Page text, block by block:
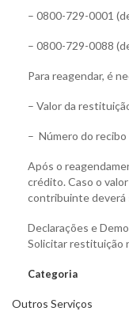
– 0800-729-0001
– 0800-729-0088
Para reagendar, é
– Valor da
– Número do recibo
Após o
crédito. Caso o
contribuinte deverá
Declarações e
Solicitar restituição
Categoria
Outros Serviços